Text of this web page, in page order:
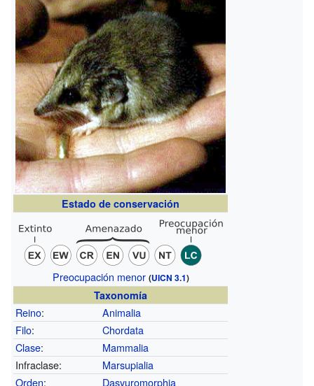
Estado de conservación
Preocupación menor (UICN 3.1)
Taxonomía
Reino:
Animalia
Filo:
Chordata
Clase:
Mammalia
Infraclase:
Marsupialia
Orden:
Dasyuromorphia